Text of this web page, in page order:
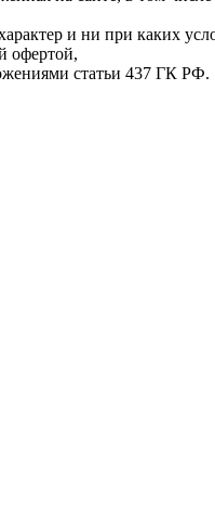
и ни при каких
офертой,
статьи 437 ГК РФ.